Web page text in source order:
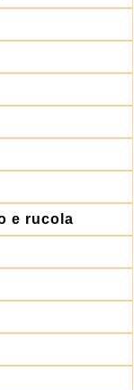
e rucola